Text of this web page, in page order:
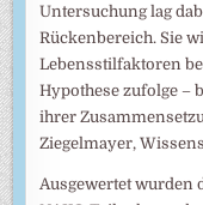
Untersuchung lag
Rückenbereich. Sie
Lebensstilfaktoren
Hypothese zufolge –
ihrer
Ziegelmayer,
Ausgewertet wurden